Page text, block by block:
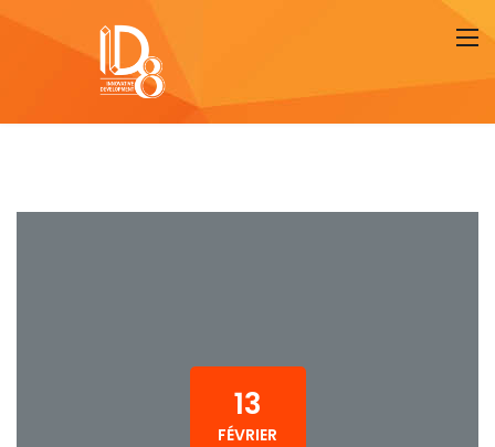
13
FÉVRIER